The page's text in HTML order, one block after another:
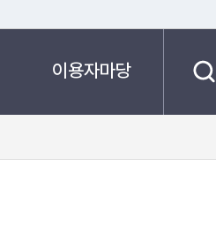
이용자마당